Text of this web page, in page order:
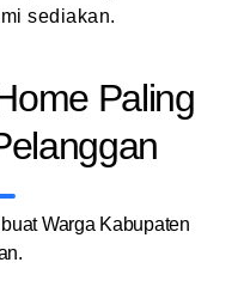
sediakan.
Paling
Warga Kabupaten